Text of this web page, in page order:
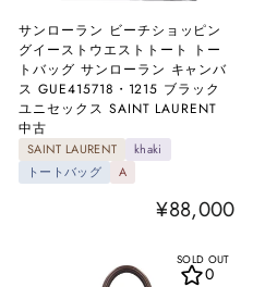
サンローラン ビーチショッピン
グイーストウエストトート トー
トバッグ サンローラン キャンバ
ス GUE415718・1215 ブラック
ユニセックス SAINT LAURENT
中古
SAINT LAURENT
khaki
トートバッグ
A
¥88,000
SOLD OUT
0